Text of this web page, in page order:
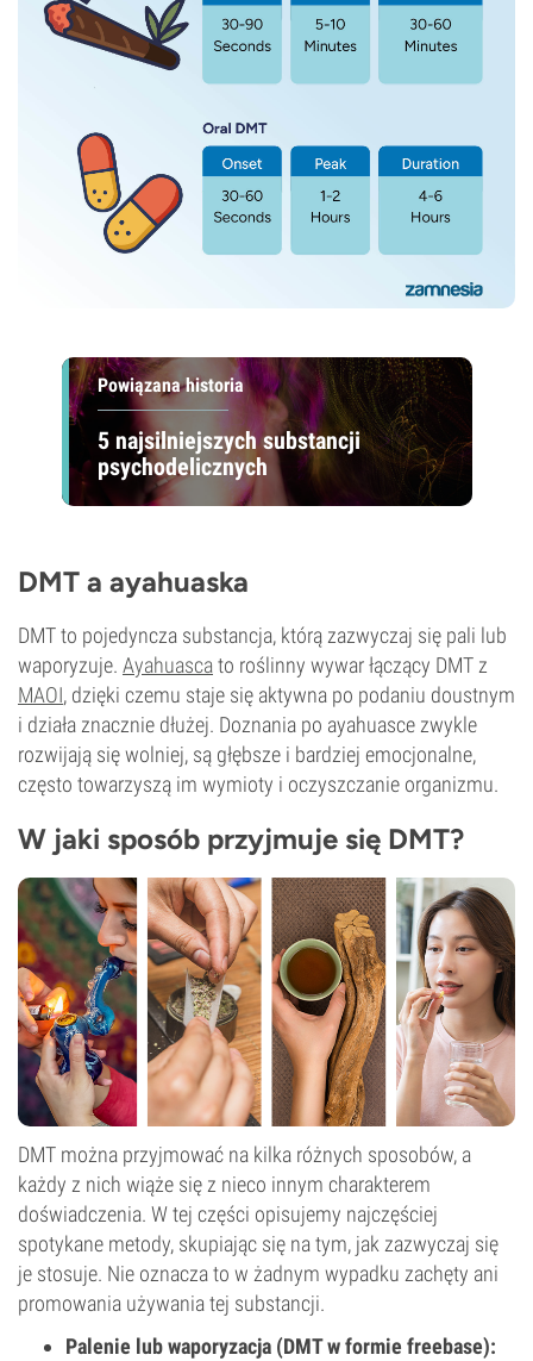
Powiązana historia
5 najsilniejszych substancji
psychodelicznych
DMT a ayahuaska
DMT to pojedyncza substancja, którą zazwyczaj się pali lub
waporyzuje. Ayahuascato roślinny wywar łączący DMT z
MAOI, dzięki czemu staje się aktywna po podaniu doustnym
i działa znacznie dłużej. Doznania po ayahuasce zwykle
rozwijają się wolniej, są głębsze i bardziej emocjonalne,
często towarzyszą im wymioty i oczyszczanie organizmu.
W jaki sposób przyjmuje się DMT?
DMT można przyjmować na kilka różnych sposobów, a
każdy z nich wiąże się z nieco innym charakterem
doświadczenia. W tej części opisujemy najczęściej
spotykane metody, skupiając się na tym, jak zazwyczaj się
je stosuje. Nie oznacza to w żadnym wypadku zachęty ani
promowania używania tej substancji.
Palenie lub waporyzacja (DMT w formie freebase):